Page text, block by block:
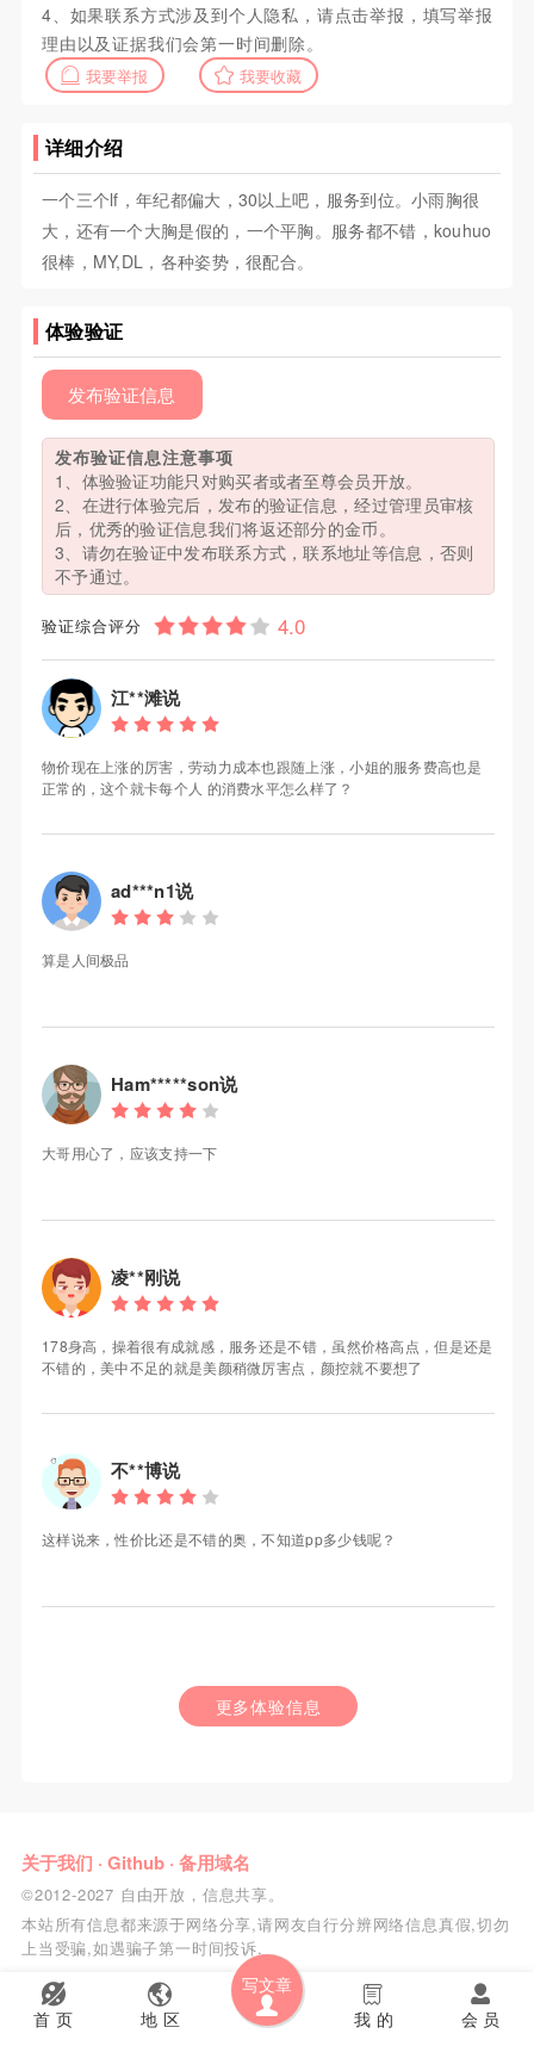
首 页 地 区
写文章
会 员
我 的
4、如果联系方式涉及到个人隐私，请点击举报，填写举报
理由以及证据我们会第一时间删除。
我要举报 我要收藏
详细介绍
一个三个lf，年纪都偏大，30以上吧，服务到位。小雨胸很
大，还有一个大胸是假的，一个平胸。服务都不错，kouhuo
很棒，MY,DL，各种姿势，很配合。
体验验证
发布验证信息
发布验证信息注意事项
1、体验验证功能只对购买者或者至尊会员开放。
2、在进行体验完后，发布的验证信息，经过管理员审核
后，优秀的验证信息我们将返还部分的金币。
3、请勿在验证中发布联系方式，联系地址等信息，否则
不予通过。
验证综合评分
江**滩说
物价现在上涨的厉害，劳动力成本也跟随上涨，小姐的服务费高也是
正常的，这个就卡每个人 的消费水平怎么样了？
ad***n1说
算是人间极品
Ham*****son说
大哥用心了，应该支持一下
凌**刚说
178身高，操着很有成就感，服务还是不错，虽然价格高点，但是还是
不错的，美中不足的就是美颜稍微厉害点，颜控就不要想了
不**博说
这样说来，性价比还是不错的奥，不知道pp多少钱呢？
更多体验信息
关于我们 · Github· 备用域名
©2012-2027 自由开放，信息共享。
本站所有信息都来源于网络分享,请网友自行分辨网络信息真假,切勿
上当受骗,如遇骗子第一时间投诉.